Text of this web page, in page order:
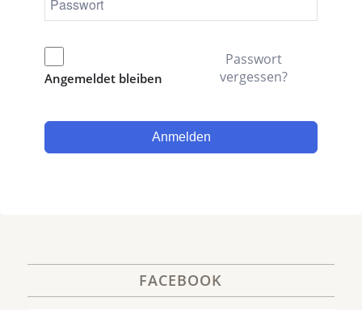
Angemeldet bleiben
Passwort
vergessen?
Anmelden
FACEBOOK